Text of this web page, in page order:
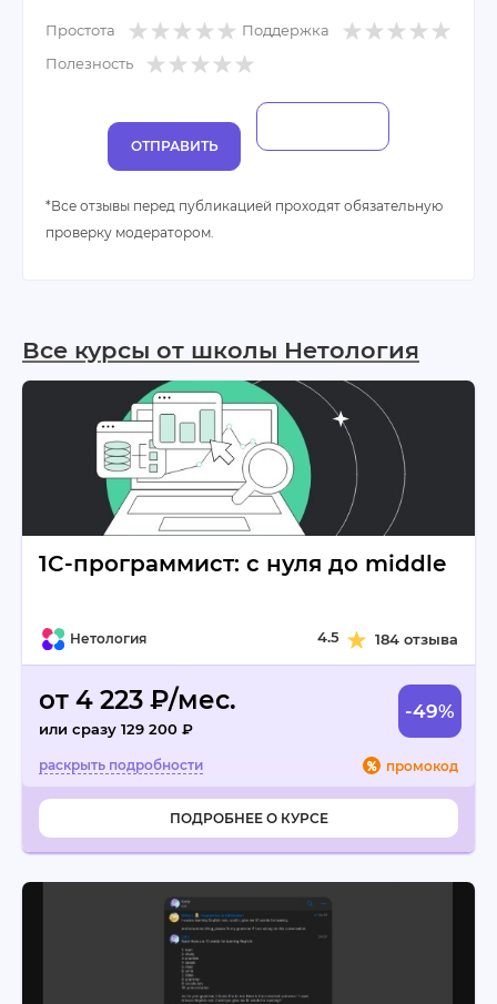
Поддержка при трудоустройстве.
Простота
Поддержка
Полезность
ОТПРАВИТЬ
*Все отзывы перед публикацией проходят обязательную
проверку модератором.
Все курсы от школы Нетология
1C-программист: с нуля до middle
Нетология 4.5 184 отзыва
от 4 223 ₽/мес.
или сразу 129 200 ₽
-49%
промокод
ПОДРОБНЕЕ О КУРСЕ